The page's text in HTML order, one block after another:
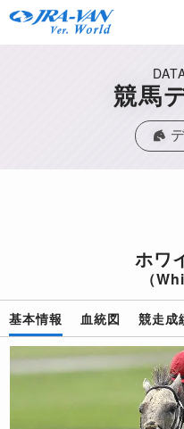
競馬
ホワ
（
基本情報 血統図 競走成